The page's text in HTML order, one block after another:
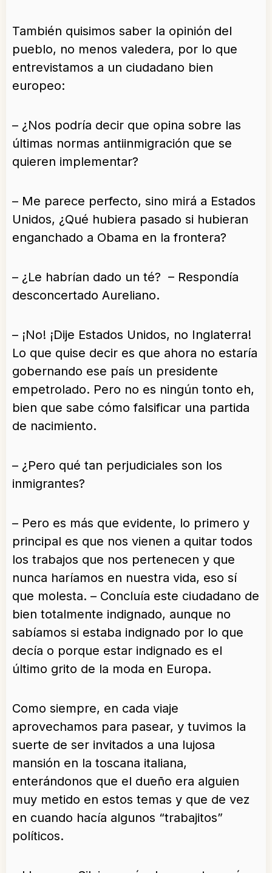
También quisimos saber la opinión del
pueblo, no menos valedera, por lo que
entrevistamos a un ciudadano bien
europeo:
– ¿Nos podría decir que opina sobre las
últimas normas antiinmigración que se
quieren implementar?
– Me parece perfecto, sino mirá a Estados
Unidos, ¿Qué hubiera pasado si hubieran
enganchado a Obama en la frontera?
– ¿Le habrían dado un té? – Respondía
desconcertado Aureliano.
– ¡No! ¡Dije Estados Unidos, no Inglaterra!
Lo que quise decir es que ahora no estaría
gobernando ese país un presidente
empetrolado. Pero no es ningún tonto eh,
bien que sabe cómo falsificar una partida
de nacimiento.
– ¿Pero qué tan perjudiciales son los
inmigrantes?
– Pero es más que evidente, lo primero y
principal es que nos vienen a quitar todos
los trabajos que nos pertenecen y que
nunca haríamos en nuestra vida, eso sí
que molesta. – Concluía este ciudadano de
bien totalmente indignado, aunque no
sabíamos si estaba indignado por lo que
decía o porque estar indignado es el
último grito de la moda en Europa.
Como siempre, en cada viaje
aprovechamos para pasear, y tuvimos la
suerte de ser invitados a una lujosa
mansión en la toscana italiana,
enterándonos que el dueño era alguien
muy metido en estos temas y que de vez
en cuando hacía algunos “trabajitos”
políticos.